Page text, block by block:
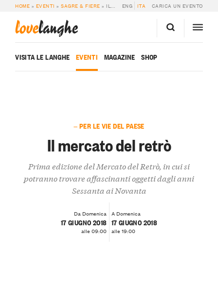
HOME » EVENTI »SAGRE & FIERE » IL MERCATO DEL RETRÒ ENG ITA CARICA UN EVENTO
lovelanghe
VISITA LE LANGHE EVENTI MAGAZINE SHOP
— PER LE VIE DEL PAESE
Il mercato del retrò
Prima edizione del Mercato del Retrò, in cui si
potranno trovare affascinanti oggetti dagli anni
Sessanta ai Novanta
Da Domenica
17 GIUGNO 2018
alle 09:00
A Domenica
17 GIUGNO 2018
alle 19:00